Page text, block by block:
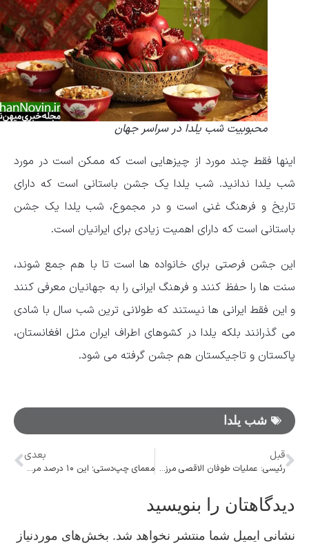
محبوبیت شب یلدا در سراسر جهان
اینها فقط چند مورد از چیزهایی است که ممکن است در مورد
شب یلدا ندانید. شب یلدا یک جشن باستانی است که دارای
تاریخ و فرهنگ غنی است و در مجموع، شب یلدا یک جشن
باستانی است که دارای اهمیت زیادی برای ایرانیان است.
این جشن فرصتی برای خانواده ها است تا با هم جمع شوند،
سنت ها را حفظ کنند و فرهنگ ایرانی را به جهانیان معرفی کنند
و این فقط ایرانی ها نیستند که طولانی ترین شب سال با شادی
می گذرانند بلکه یلدا در کشوهای اطراف ایران مثل افغانستان،
پاکستان و تاجیکستان هم جشن گرفته می شود.
شب یلدا
قبل
رئیسی: عملیات طوفان الاقصی مرزهای منظومه مقاومت را از منطقه به کل جهان گسترش داد
بعدی
معمای چپ‌دستی؛ این ۱۰ درصد مرموز جهان!
دیدگاهتان را بنویسید
نشانی ایمیل شما منتشر نخواهد شد. بخش‌های موردنیاز